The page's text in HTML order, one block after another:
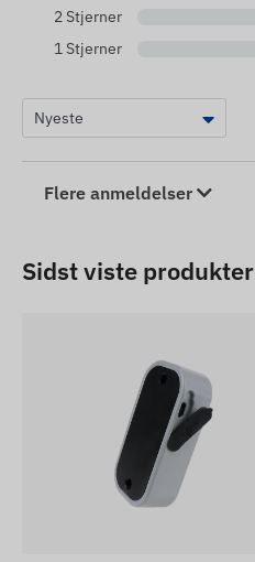
2 Stjerner
1 Stjerner
Flere anmeldelser
Sidst viste produkter